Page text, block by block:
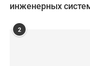
инженерных
2